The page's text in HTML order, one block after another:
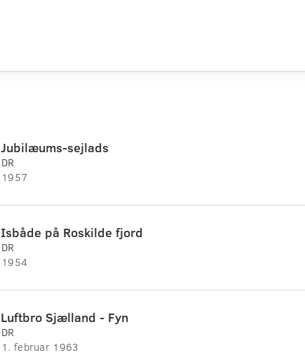
Jubilæums-sejlads
DR
1957
Isbåde på Roskilde fjord
DR
1954
Luftbro Sjælland - Fyn
DR
1. februar 1963